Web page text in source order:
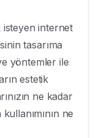
isteyen internet
tasarıma
yöntemler ile
estetik
ne kadar
ne